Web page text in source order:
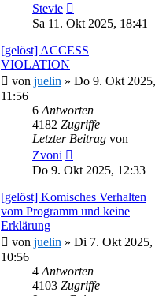
Stevie
Sa 11. Okt 2025, 18:41
[gelöst] ACCESS
VIOLATION
von juelin » Do 9. Okt 2025,
11:56
6 Antworten
4182 Zugriffe
Letzter Beitrag von
Zvoni
Do 9. Okt 2025, 12:33
[gelöst] Komisches Verhalten
vom Programm und keine
Erklärung
von juelin » Di 7. Okt 2025,
10:56
4 Antworten
4103 Zugriffe